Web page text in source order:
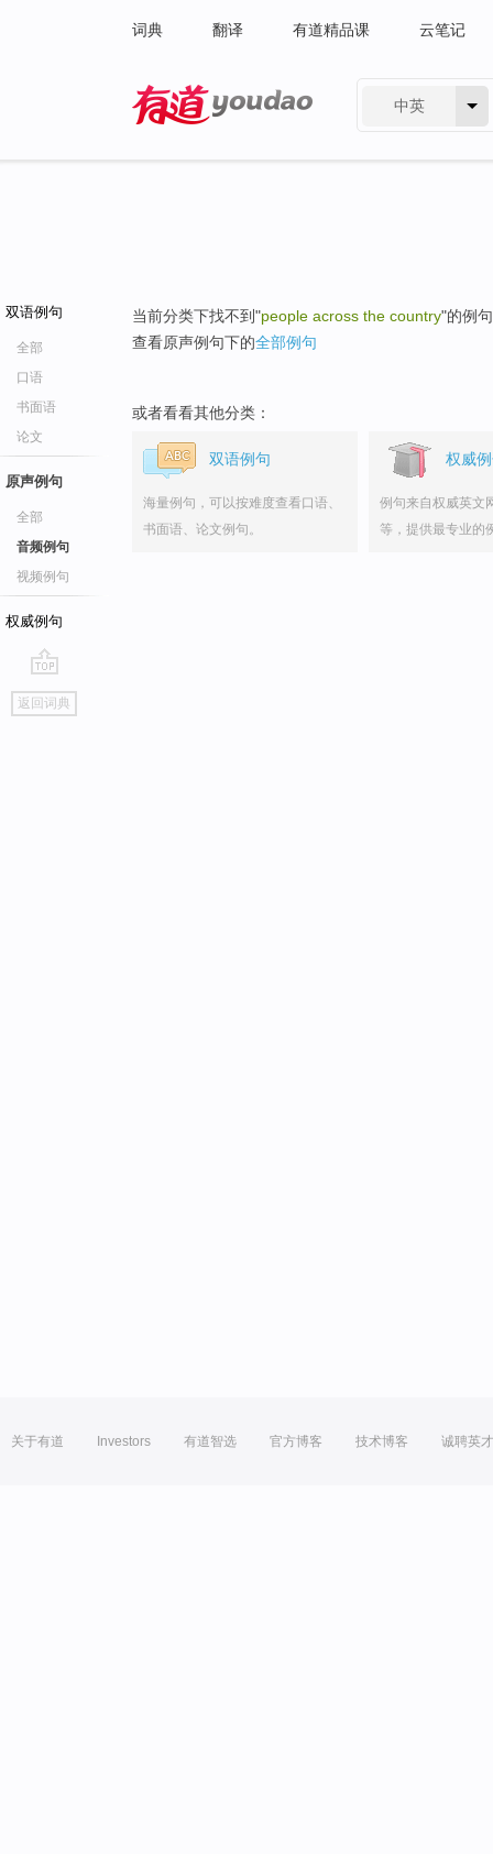
词典 翻译 有道精品课 云笔记
中英
双语例句
全部
口语
书面语
论文
原声例句
全部
音频例句
视频例句
权威例句
go
top
返回词典
当前分类下找不到"people across the country"的例
查看原声例句下的全部例句
或者看看其他分类：
双语例句
海量例句，可以按难度查看口语、
书面语、论文例句。
权威
例句来自权威英文
等，提供最专业的
关于有道 Investors 有道智选 官方博客 技术博客 诚聘英才